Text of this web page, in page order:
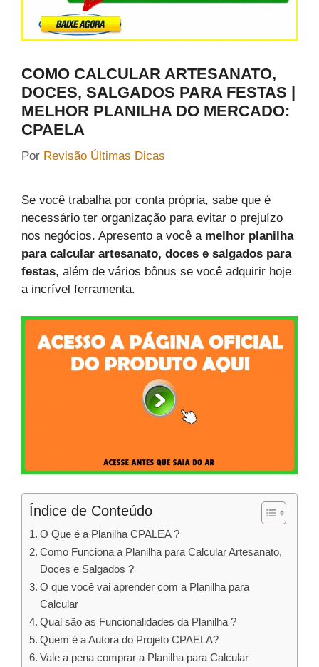
COMO CALCULAR ARTESANATO,
DOCES, SALGADOS PARA FESTAS |
MELHOR PLANILHA DO MERCADO:
CPAELA
Por Revisão Últimas Dicas
Se você trabalha por conta própria, sabe que é
necessário ter organização para evitar o prejuízo
nos negócios. Apresento a você a melhor planilha
para calcular artesanato, doces e salgados para
festas, além de vários bônus se você adquirir hoje
a incrível ferramenta.
Índice de Conteúdo
O Que é a Planilha CPALEA ?
Como Funciona a Planilha para Calcular Artesanato,
Doces e Salgados ?
O que você vai aprender com a Planilha para
Calcular
Qual são as Funcionalidades da Planilha ?
Quem é a Autora do Projeto CPAELA?
Vale a pena comprar a Planilha para Calcular